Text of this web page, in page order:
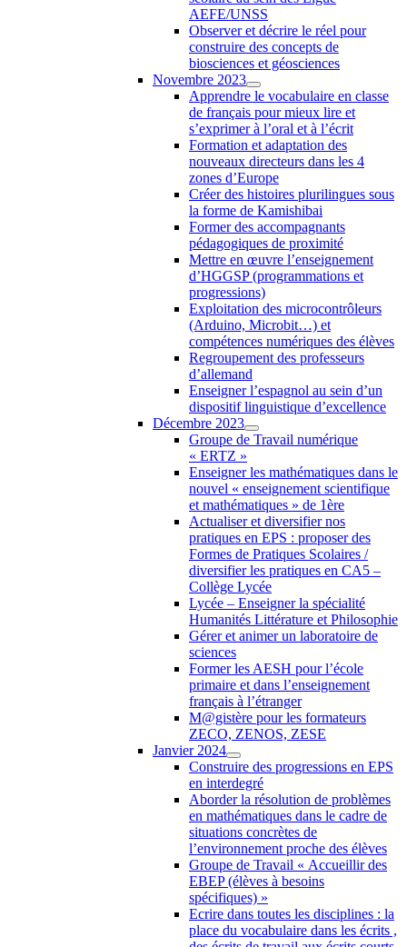
AEFE/UNSS
Observer et décrire le réel pour
construire des concepts de
biosciences et géosciences
Novembre 2023
Apprendre le vocabulaire en classe
de français pour mieux lire et
s’exprimer à l’oral et à l’écrit
Formation et adaptation des
nouveaux directeurs dans les 4
zones d’Europe
Créer des histoires plurilingues sous
la forme de Kamishibai
Former des accompagnants
pédagogiques de proximité
Mettre en œuvre l’enseignement
d’HGGSP (programmations et
progressions)
Exploitation des microcontrôleurs
(Arduino, Microbit…) et
compétences numériques des élèves
Regroupement des professeurs
d’allemand
Enseigner l’espagnol au sein d’un
dispositif linguistique d’excellence
Décembre 2023
Groupe de Travail numérique
« ERTZ »
Enseigner les mathématiques dans le
nouvel « enseignement scientifique
et mathématiques » de 1ère
Actualiser et diversifier nos
pratiques en EPS : proposer des
Formes de Pratiques Scolaires /
diversifier les pratiques en CA5 –
Collège Lycée
Lycée – Enseigner la spécialité
Humanités Littérature et Philosophie
Gérer et animer un laboratoire de
sciences
Former les AESH pour l’école
primaire et dans l’enseignement
français à l’étranger
M@gistère pour les formateurs
ZECO, ZENOS, ZESE
Janvier 2024
Construire des progressions en EPS
en interdegré
Aborder la résolution de problèmes
en mathématiques dans le cadre de
situations concrètes de
l’environnement proche des élèves
Groupe de Travail « Accueillir des
EBEP (élèves à besoins
spécifiques) »
Ecrire dans toutes les disciplines : la
place du vocabulaire dans les écrits ,